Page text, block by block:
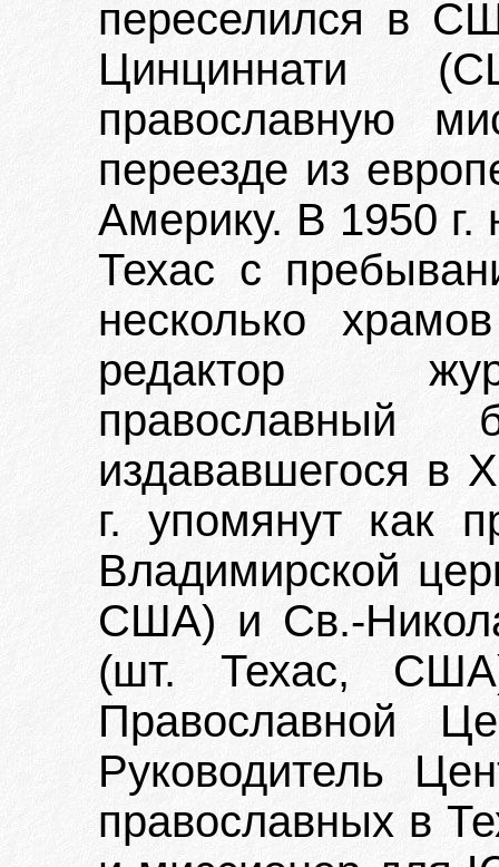
переселился в
Цинциннати
православную
переезде из
Америку. В 1950 г.
Техас с
несколько
редактор
православный
издававшегося в
г. упомянут как
Владимирской
США) и Св.-
(шт. Техас,
Православной
Руководитель
православных в